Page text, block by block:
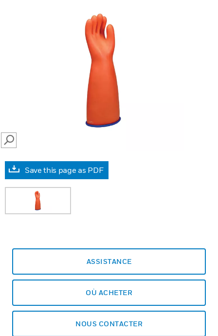
SEARCH
Save this page as PDF
ASSISTANCE
OÙ ACHETER
NOUS CONTACTER